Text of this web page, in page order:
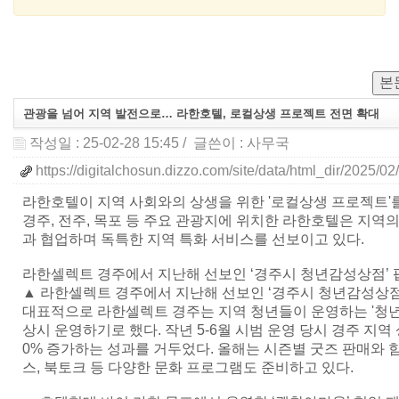
본
관광을 넘어 지역 발전으로… 라한호텔, 로컬상생 프로젝트 전면 확대
작성일 : 25-02-28 15:45 / 글쓴이 : 사무국
https://digitalchosun.dizzo.com/site/data/html_dir/2025/
라한호텔이 지역 사회와의 상생을 위한 '로컬상생 프로젝트'
경주, 전주, 목포 등 주요 관광지에 위치한 라한호텔은 지역
과 협업하며 독특한 지역 특화 서비스를 선보이고 있다.
라한셀렉트 경주에서 지난해 선보인 ‘경주시 청년감성상점’
▲ 라한셀렉트 경주에서 지난해 선보인 ‘경주시 청년감성상
대표적으로 라한셀렉트 경주는 지역 청년들이 운영하는 '청
상시 운영하기로 했다. 작년 5-6월 시범 운영 당시 경주 지역
0% 증가하는 성과를 거두었다. 올해는 시즌별 굿즈 판매와
스, 북토크 등 다양한 문화 프로그램도 준비하고 있다.